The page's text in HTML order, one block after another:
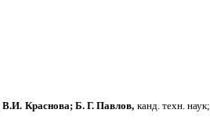
В.И. Краснова; Б. Г. Павлов, канд. техн. наук;